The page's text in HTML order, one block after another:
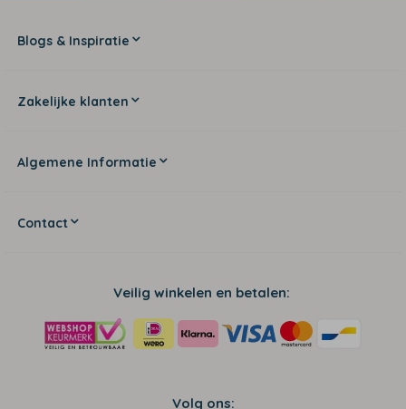
Blogs & Inspiratie
Zakelijke klanten
Algemene Informatie
Contact
Veilig winkelen en betalen:
Volg ons: